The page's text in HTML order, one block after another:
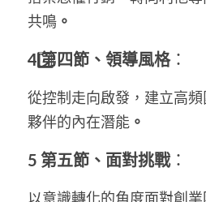
共鳴 。
4️ 第四節、領導風格：
從控制走向啟發，建立高
夥伴的內在潛能 。
5️ 第五節、面對挑戰：
以意識轉化的角度面對創